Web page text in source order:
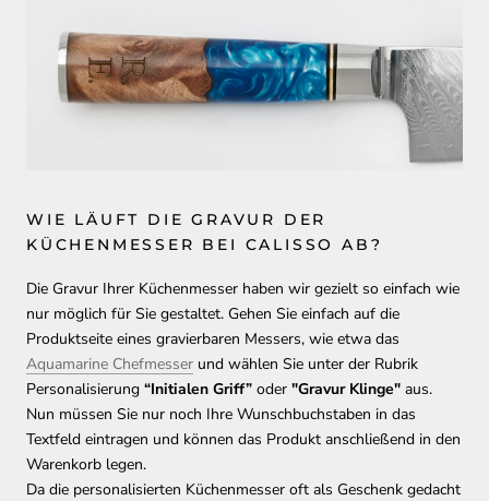
WIE LÄUFT DIE GRAVUR DER
KÜCHENMESSER BEI CALISSO AB?
Die Gravur Ihrer Küchenmesser haben wir gezielt so einfach wie
nur möglich für Sie gestaltet. Gehen Sie einfach auf die
Produktseite eines gravierbaren Messers, wie etwa das
Aquamarine Chefmesser und wählen Sie unter der Rubrik
Personalisierung “Initialen Griff” oder "Gravur Klinge" aus.
Nun müssen Sie nur noch Ihre Wunschbuchstaben in das
Textfeld eintragen und können das Produkt anschließend in den
Warenkorb legen.
Da die personalisierten Küchenmesser oft als Geschenk gedacht